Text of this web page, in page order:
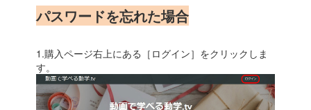
パスワードを忘れた場合
1.購入ページ右上にある［ログイン］をクリックしま
す。